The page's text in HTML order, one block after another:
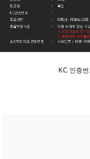
KC 인증